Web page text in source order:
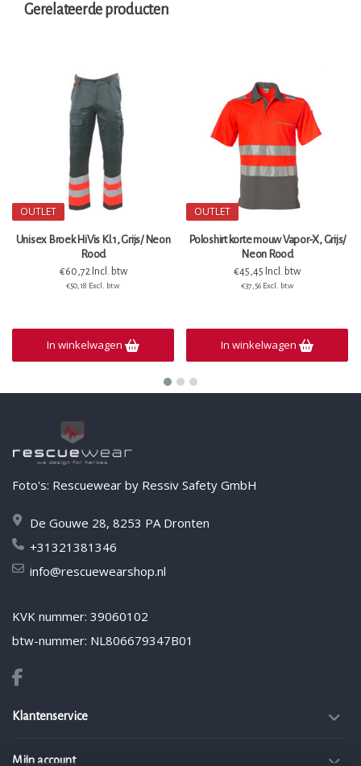
Gerelateerde producten
OUTLET
Unisex Broek HiVis Kl.1, Grijs/ Neon
Rood
€60,72 Incl. btw
€50,18 Excl. btw
In winkelwagen
OUTLET
Poloshirt korte mouw Vapor-X, Grijs/
Neon Rood
€45,45 Incl. btw
€37,56 Excl. btw
In winkelwagen
Foto's: Rescuewear by Ressiv Safety GmbH
De Gouwe 28, 8253 PA Dronten
+31321381346
info@rescuewearshop.nl
KVK nummer: 39060102
btw-nummer: NL806679347B01
Klantenservice
Mijn account